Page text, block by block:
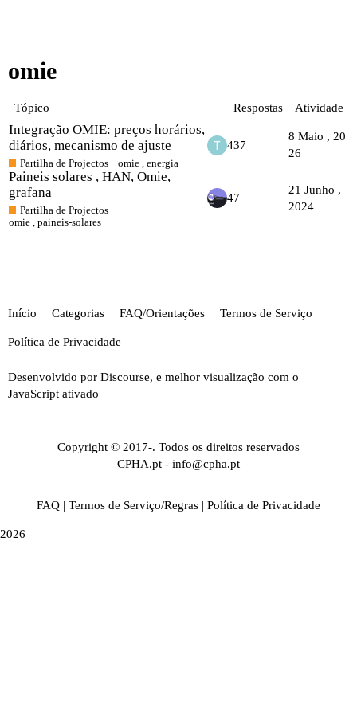
omie
Tópico Respostas Atividade
Integração OMIE: preços horários,
diários, mecanismo de ajuste
Partilha de Projectos omie ,energia
437
8 Maio , 20
26
Paineis solares , HAN, Omie,
grafana
Partilha de Projectos
omie ,paineis-solares
47
21 Junho ,
2024
Início Categorias FAQ/Orientações Termos de Serviço
Política de Privacidade
Desenvolvido por Discourse, e melhor visualização com o
JavaScript ativado
Copyright © 2017-. Todos os direitos reservados
CPHA.pt - info@cpha.pt
FAQ | Termos de Serviço/Regras | Política de Privacidade
2026